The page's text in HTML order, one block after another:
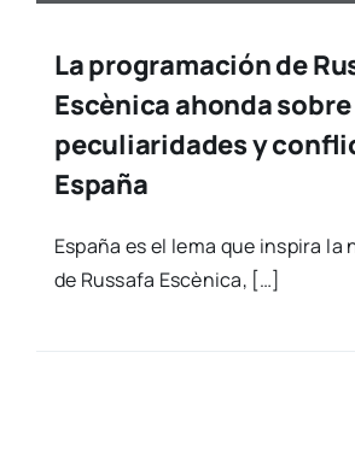
La programación de
Escènica ahonda
peculiaridades y
España
Espa­ña es el lema que ins­pi­ra la
de Rus­sa­fa Escè­ni­ca, […]